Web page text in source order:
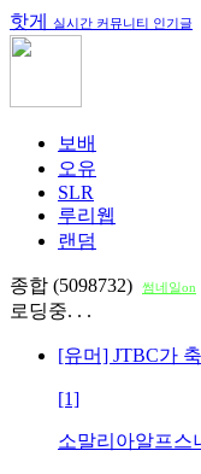
핫게 실시간 커뮤니티 인기글
보배
오유
SLR
루리웹
랜덤
종합 (5098732) 썸네일on
로딩중. . .
[유머] JTBC가
[1]
소말리아알프스